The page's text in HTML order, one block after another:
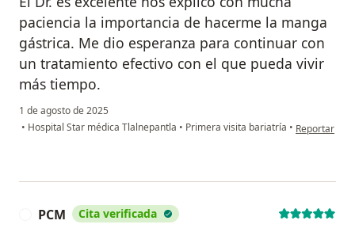
paciencia la importancia de hacerme la manga
gástrica. Me dio esperanza para continuar con
un tratamiento efectivo con el que pueda vivir
más tiempo.
1 de agosto de 2025
• Hospital Star médica Tlalnepantla • Primera visita bariatría • en opinión
Reportar
PCM Cita verificada